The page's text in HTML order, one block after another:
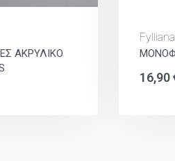
ΑΚΡΥΛΙΚΟ
Fylliana
16,90